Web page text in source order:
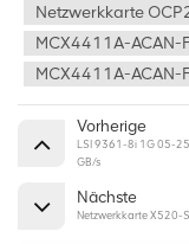
Netzwerkkarte
MCX4411A-ACAN-
MCX4411A-ACAN-
Vorherige
LSI 9361-8i 1G 05-
GB/s
Nächste
Netzwerkkarte X520-